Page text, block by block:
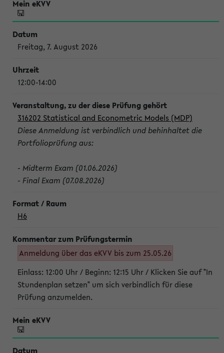
Freitag, 7. August 2026
12:00-14:00
316202 Statistical and Econometric Models (MDP)
Diese Anmeldung ist verbindlich und behinhaltet die
Portfolioprüfung aus:
- Midterm Exam (01.06.2026)
- Final Exam (07.08.2026)
H6
Anmeldung über das eKVV bis zum 25.05.26
Einlass: 12:00 Uhr / Beginn: 12:15 Uhr / Klicken Sie auf "In
Stundenplan setzen" um sich verbindlich für diese
Prüfung anzumelden.